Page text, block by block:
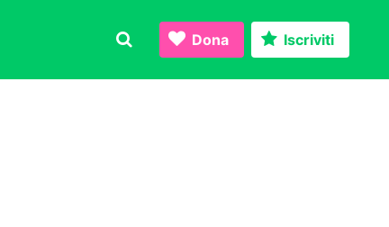
Dona Iscriviti